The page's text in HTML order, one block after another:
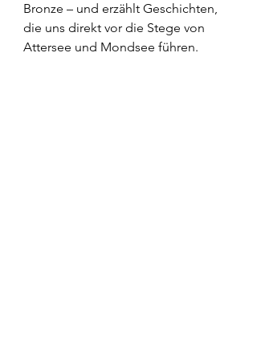
Bronze – und erzählt Geschichten,
die uns direkt vor die Stege von
Attersee und Mondsee führen.